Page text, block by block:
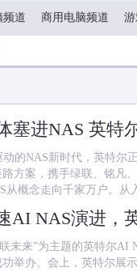
频道 商用电脑频道
的NAS新时代，英特尔
方案，携手绿联、铭凡
从概念走向千家万户。
未来”为主题的英特尔
举办。会上，英特尔展